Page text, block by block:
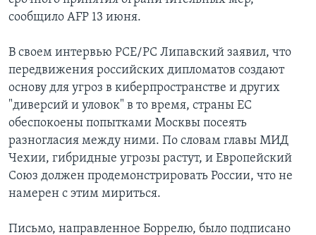
сообщило AFP 13 июня.
В своем интервью РСЕ/РС Липавский заявил, что
передвижения российских дипломатов создают
основу для угроз в киберпространстве и других
"диверсий и уловок" в то время, страны ЕС
обеспокоены попытками Москвы посеять
разногласия между ними. По словам главы МИД
Чехии, гибридные угрозы растут, и Европейский
Союз должен продемонстрировать России, что не
намерен с этим мириться.
Письмо, направленное Боррелю, было подписано